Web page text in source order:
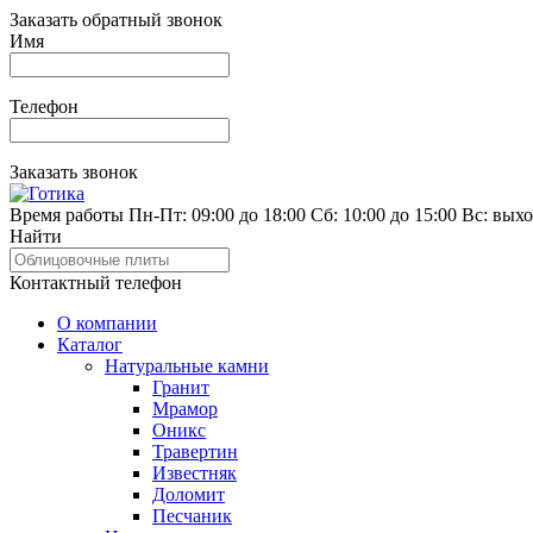
Заказать обратный звонок
Имя
Телефон
Заказать звонок
Время работы Пн-Пт: 09:00 до 18:00 Сб: 10:00 до 15:00 Вс:
Найти
Контактный телефон
О компании
Каталог
Натуральные камни
Гранит
Мрамор
Оникс
Травертин
Известняк
Доломит
Песчаник